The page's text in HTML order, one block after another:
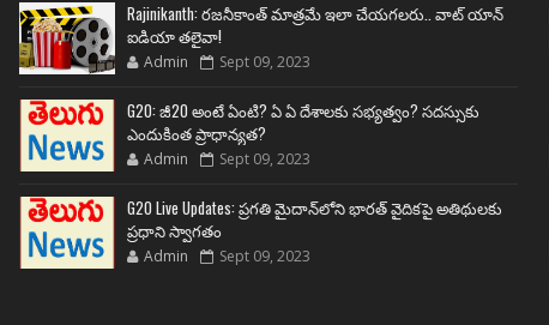
Rajinikanth: రజనీకాంత్ మాత్రమే ఇలా చేయగలరు.. వాట్ యాన్
ఐడియా తలైవా!
Admin Sept 09, 2023
G20: జీ20 అంటే ఏంటి? ఏ ఏ దేశాలకు సభ్యత్వం? సదస్సుకు
ఎందుకింత ప్రాధాన్యత?
Admin Sept 09, 2023
G20 Live Updates: ప్రగతి మైదాన్‌లోని భారత్ వైదికపై అతిథులకు
ప్రధాని స్వాగతం
Admin Sept 09, 2023